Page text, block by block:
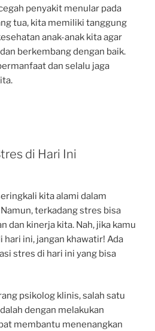
penyakit menular pada
tua, kita memiliki tanggung
anak-anak kita agar
berkembang dengan baik.
dan selalu jaga
di Hari Ini
kita alami dalam
terkadang stres bisa
dan kinerja kita. Nah, jika kamu
ini, jangan khawatir! Ada
stres di hari ini yang bisa
psikolog klinis, salah satu
dengan melakukan
membantu menenangkan